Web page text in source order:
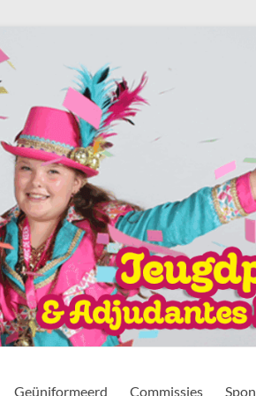
Geüniformeerd Commissies